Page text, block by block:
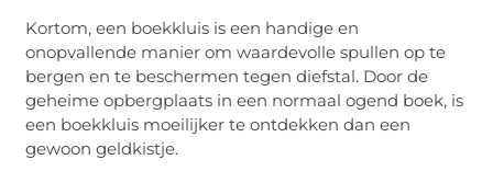
Kortom, een boekkluis is een handige en
onopvallende manier om waardevolle spullen op te
bergen en te beschermen tegen diefstal. Door de
geheime opbergplaats in een normaal ogend boek, is
een boekkluis moeilijker te ontdekken dan een
gewoon geldkistje.